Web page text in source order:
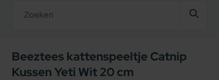
Beeztees kattenspeeltje Catnip
Kussen Yeti Wit 20 cm